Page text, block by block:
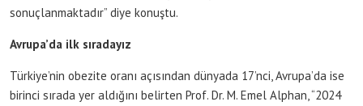
sonuçlanmaktadır” diye konuştu.
Avrupa’da ilk sıradayız
Türkiye’nin obezite oranı açısından dünyada 17’nci, Avrupa’da ise
birinci sırada yer aldığını belirten Prof. Dr. M. Emel Alphan, “2024